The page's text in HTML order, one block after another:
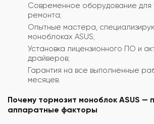
Современное оборудование для
ремонта;
Опытные мастера,
моноблоках ASUS;
Установка лицензионного ПО и
драйверов;
Гарантия на все выполненные
месяцев.
Почему тормозит моноблок ASUS —
аппаратные факторы